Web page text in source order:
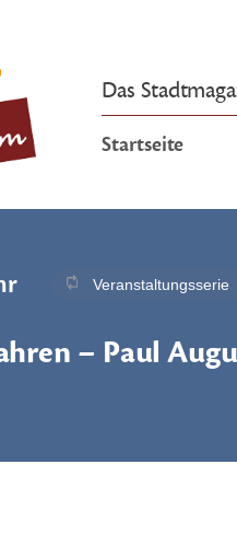
Das
Startseite
Veranstaltungsserie
– Paul